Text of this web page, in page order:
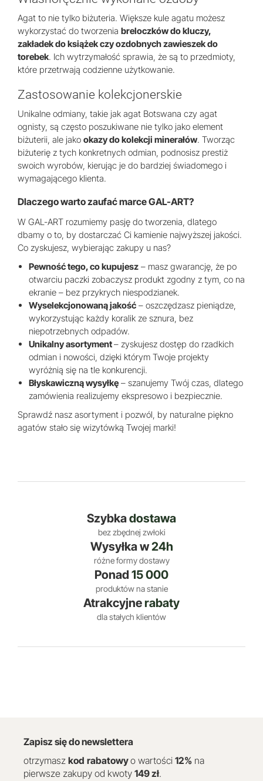
Agat to nie tylko biżuteria. Większe kule agatu możesz
wykorzystać do tworzenia breloczków do kluczy,
zakładek do książek czy ozdobnych zawieszek do
torebek. Ich wytrzymałość sprawia, że są to przedmioty,
które przetrwają codzienne użytkowanie.
Zastosowanie kolekcjonerskie
Unikalne odmiany, takie jak agat Botswana czy agat
ognisty, są często poszukiwane nie tylko jako element
biżuterii, ale jako okazy do kolekcji minerałów. Tworząc
biżuterię z tych konkretnych odmian, podnosisz prestiż
swoich wyrobów, kierując je do bardziej świadomego i
wymagającego klienta.
Dlaczego warto zaufać marce GAL-ART?
W GAL-ART rozumiemy pasję do tworzenia, dlatego
dbamy o to, by dostarczać Ci kamienie najwyższej jakości.
Co zyskujesz, wybierając zakupy u nas?
Pewność tego, co kupujesz – masz gwarancję, że po
otwarciu paczki zobaczysz produkt zgodny z tym, co na
ekranie – bez przykrych niespodzianek.
Wyselekcjonowaną jakość – oszczędzasz pieniądze,
wykorzystując każdy koralik ze sznura, bez
niepotrzebnych odpadów.
Unikalny asortyment– zyskujesz dostęp do rzadkich
odmian i nowości, dzięki którym Twoje projekty
wyróżnią się na tle konkurencji.
Błyskawiczną wysyłkę – szanujemy Twój czas, dlatego
zamówienia realizujemy ekspresowo i bezpiecznie.
Sprawdź nasz asortyment i pozwól, by naturalne piękno
agatów stało się wizytówką Twojej marki!
Szybkadostawa
bez zbędnej zwłoki
Wysyłka w24h
różne formy dostawy
Ponad 15 000
produktów na stanie
Atrakcyjnerabaty
dla stałych klientów
Zapisz się do newslettera
otrzymasz kod rabatowyo wartości 12% na
pierwsze zakupy od kwoty 149 zł.